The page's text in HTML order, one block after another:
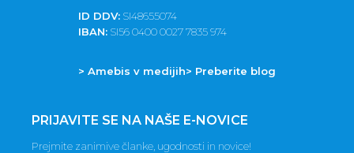
ID DDV: SI48655074
IBAN: SI56 0400 0027 7835 974
> Amebis v medijih> Preberite blog
PRIJAVITE SE NA NAŠE E-NOVICE
Prejmite zanimive članke, ugodnosti in novice!